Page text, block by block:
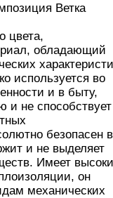
Ветка
цвета,
обладающий
используется во
и в быту,
и не способствует
безопасен в
и не выделяет
Имеет
он
механических